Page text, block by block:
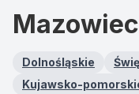
Dolnośląskie
Kujawsko-